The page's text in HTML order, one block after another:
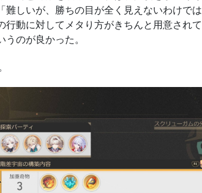
難しいが、勝ちの目が全く見えないわけで
動に対してメタり方がきちんと用意され
のが良かった。